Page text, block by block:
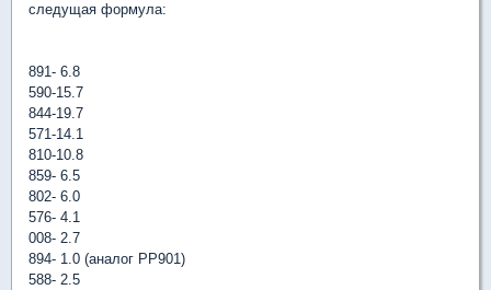
следущая формула:
891- 6.8
590-15.7
844-19.7
571-14.1
810-10.8
859- 6.5
802- 6.0
576- 4.1
008- 2.7
894- 1.0 (аналог РР901)
588- 2.5